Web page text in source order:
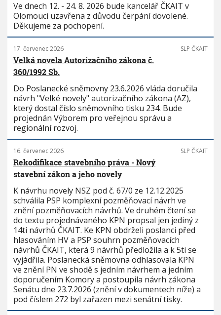
Ve dnech 12. - 24. 8. 2026 bude kancelář ČKAIT v
Olomouci uzavřena z důvodu čerpání dovolené.
Děkujeme za pochopení.
17. červenec 2026 SLP ČKAIT
Velká novela Autorizačního zákona č.
360/1992 Sb.
Do Poslanecké sněmovny 23.6.2026 vláda doručila
návrh "Velké novely" autorizačního zákona (AZ),
který dostal číslo sněmovního tisku 234. Bude
projednán Výborem pro veřejnou správu a
regionální rozvoj.
16. červenec 2026 SLP ČKAIT
Rekodifikace stavebního práva - Nový
stavební zákon a jeho novely
K návrhu novely NSZ pod č. 67/0 ze 12.12.2025
schválila PSP komplexní pozměňovací návrh ve
znění pozměňovacích návrhů. Ve druhém čtení se
do textu projednávaného KPN propsal jen jediný z
14ti návrhů ČKAIT. Ke KPN obdrželi poslanci před
hlasováním HV a PSP souhrn pozměňovacích
návrhů ČKAIT, která 9 návrhů předložila a k 5ti se
vyjádřila. Poslanecká sněmovna odhlasovala KPN
ve znění PN ve shodě s jedním návrhem a jedním
doporučením Komory a postoupila návrh zákona
Senátu dne 23.7.2026 (znění v dokumentech níže) a
pod číslem 272 byl zařazen mezi senátní tisky.